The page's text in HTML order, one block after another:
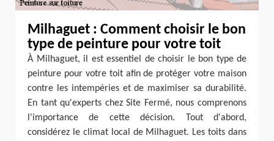
Milhaguet : Comment choisir le bon
type de peinture pour votre toit
À Milhaguet, il est essentiel de choisir le bon type de
peinture pour votre toit afin de protéger votre maison
contre les intempéries et de maximiser sa durabilité.
En tant qu'experts chez Site Fermé, nous comprenons
l'importance de cette décision. Tout d'abord,
considérez le climat local de Milhaguet. Les toits dans